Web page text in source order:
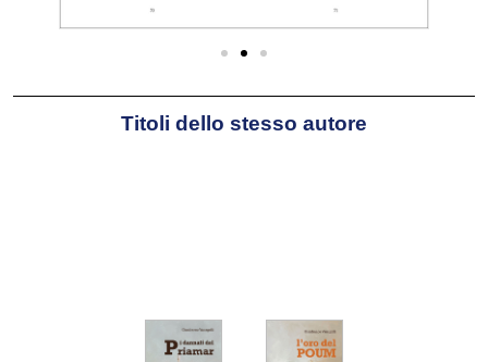
Per Edizioni il Frangente ha
pubblicato i romanzi
navi, naufragi e marinai(2021).
Titoli dello stesso autore